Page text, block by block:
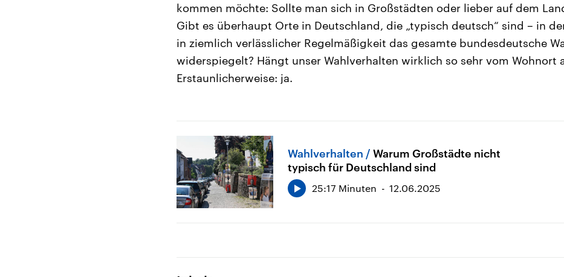
kommen möchte: Sollte man sich in Großstädten oder lieber auf dem
Gibt es überhaupt Orte in Deutschland, die „typisch deutsch“ sind – in
in ziemlich verlässlicher Regelmäßigkeit das gesamte bundesdeutsche
widerspiegelt? Hängt unser Wahlverhalten wirklich so sehr vom Wohnort
Erstaunlicherweise: ja.
Wahlverhalten
Warum Großstädte nicht
typisch für Deutschland sind
25:17 Minuten 12.06.2025